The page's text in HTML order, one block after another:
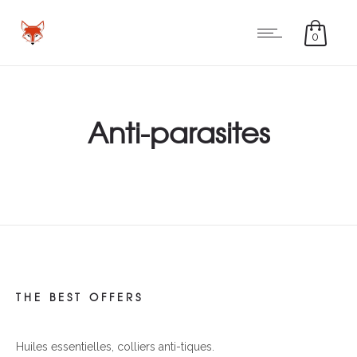
0
Anti-parasites
THE BEST OFFERS
Huiles essentielles, colliers anti-tiques.